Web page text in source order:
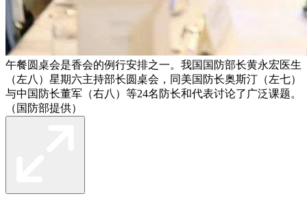
午餐圆桌会是香会的例行安排之一。我国国防部长黄永宏医生
（左八）星期六主持部长圆桌会，同美国防长奥斯汀（左七）
与中国防长董军（右八）等24名防长和代表讨论了广泛课题。
（国防部提供）